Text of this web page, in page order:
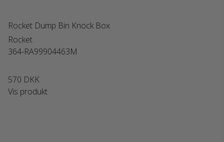
Rocket Dump Bin Knock Box
Rocket
364-RA99904463M
570 DKK
Vis produkt